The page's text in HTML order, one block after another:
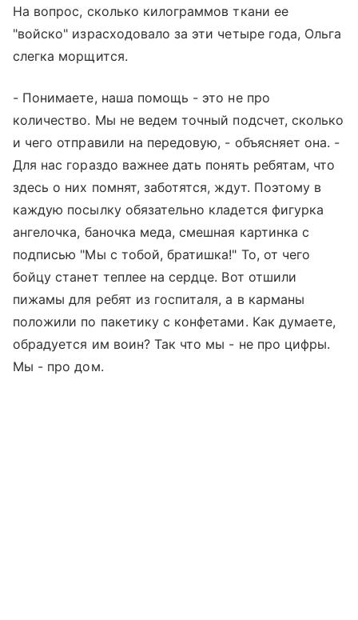
На вопрос, сколько килограммов ткани ее
"войско" израсходовало за эти четыре года, Ольга
слегка морщится.
- Понимаете, наша помощь - это не про
количество. Мы не ведем точный подсчет, сколько
и чего отправили на передовую, - объясняет она. -
Для нас гораздо важнее дать понять ребятам, что
здесь о них помнят, заботятся, ждут. Поэтому в
каждую посылку обязательно кладется фигурка
ангелочка, баночка меда, смешная картинка с
подписью "Мы с тобой, братишка!" То, от чего
бойцу станет теплее на сердце. Вот отшили
пижамы для ребят из госпиталя, а в карманы
положили по пакетику с конфетами. Как думаете,
обрадуется им воин? Так что мы - не про цифры.
Мы - про дом.